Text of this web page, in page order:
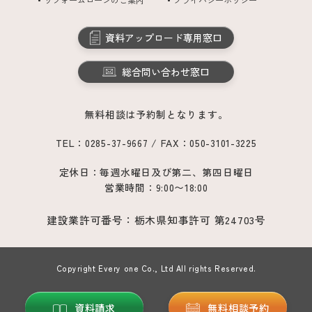
資料アップロード専用窓口
総合問い合わせ窓口
無料相談は予約制となります。
TEL：0285-37-9667 / FAX：050-3101-3225
定休日：毎週水曜日及び第二、第四日曜日
営業時間：9:00〜18:00
建設業許可番号：栃木県知事許可 第24703号
Copyright Every one Co., Ltd All rights Reserved.
資料請求 無料相談予約